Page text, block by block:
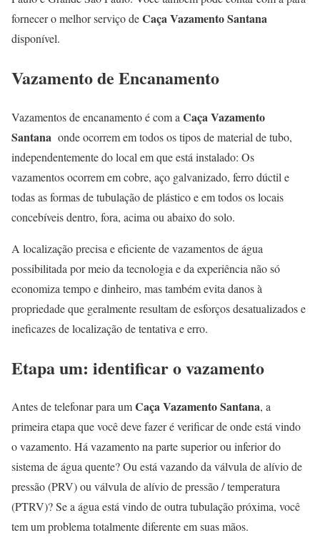
fornecer o melhor serviço deCaça Vazamento Santana
disponível.
Vazamento de Encanamento
Vazamentos de encanamento é com a Caça Vazamento
Santana onde ocorrem em todos os tipos de material de tubo,
independentemente do local em que está instalado: Os
vazamentos ocorrem em cobre, aço galvanizado, ferro dúctil e
todas as formas de tubulação de plástico e em todos os locais
concebíveis dentro, fora, acima ou abaixo do solo.
A localização precisa e eficiente de vazamentos de água
possibilitada por meio da tecnologia e da experiência não só
economiza tempo e dinheiro, mas também evita danos à
propriedade que geralmente resultam de esforços desatualizados e
ineficazes de localização de tentativa e erro.
Etapa um: identificar o vazamento
Antes de telefonar para umCaça Vazamento Santana, a
primeira etapa que você deve fazer é verificar de onde está vindo
o vazamento. Há vazamento na parte superior ou inferior do
sistema de água quente? Ou está vazando da válvula de alívio de
pressão (PRV) ou válvula de alívio de pressão / temperatura
(PTRV)? Se a água está vindo de outra tubulação próxima, você
tem um problema totalmente diferente em suas mãos.